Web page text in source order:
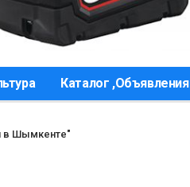
Каталог ,Объявления
в Шымкенте"